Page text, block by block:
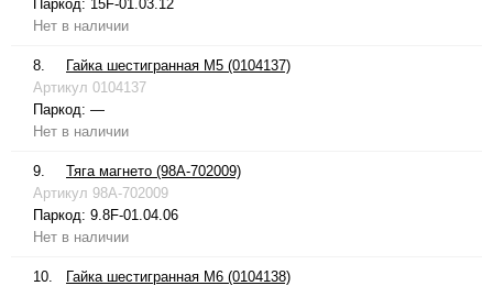
Паркод: 15F-01.03.12
Нет в наличии
8.
Гайка шестигранная М5 (0104137)
Артикул 0104137
Паркод: —
Нет в наличии
9.
Тяга магнето (98A-702009)
Артикул 98A-702009
Паркод: 9.8F-01.04.06
Нет в наличии
10.
Гайка шестигранная М6 (0104138)